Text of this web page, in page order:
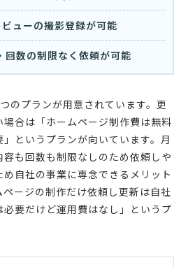
ューの撮影登録が可能
回数の制限なく依頼が可能
のプランが用意されています。更
合は「ホームページ制作費は無料
というプランが向いています。月
も回数も制限なしのため依頼しや
自社の事業に専念できるメリット
ージの制作だけ依頼し更新は自社
要だけど運用費はなし」というプ